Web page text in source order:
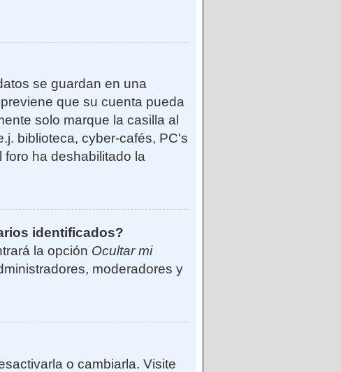
se guardan en una
que su cuenta pueda
solo marque la casilla al
biblioteca, cyber-cafés, PC's
foro ha deshabilitado la
identificados?
la opción Ocultar mi
moderadores y
o cambiarla. Visite